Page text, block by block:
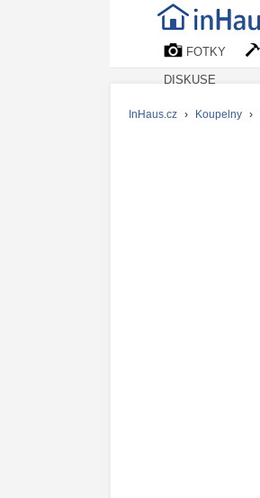
FOTKY
DISKUSE
InHaus.cz › Koupelny ›